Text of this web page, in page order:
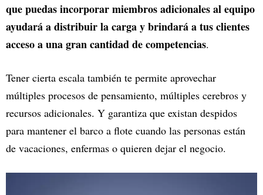
que puedas incorporar miembros adicionales al equipo
ayudará a distribuir la carga y brindará a tus clientes
acceso a una gran cantidad de competencias.
Tener cierta escala también te permite aprovechar
múltiples procesos de pensamiento, múltiples cerebros y
recursos adicionales. Y garantiza que existan despidos
para mantener el barco a flote cuando las personas están
de vacaciones, enfermas o quieren dejar el negocio.